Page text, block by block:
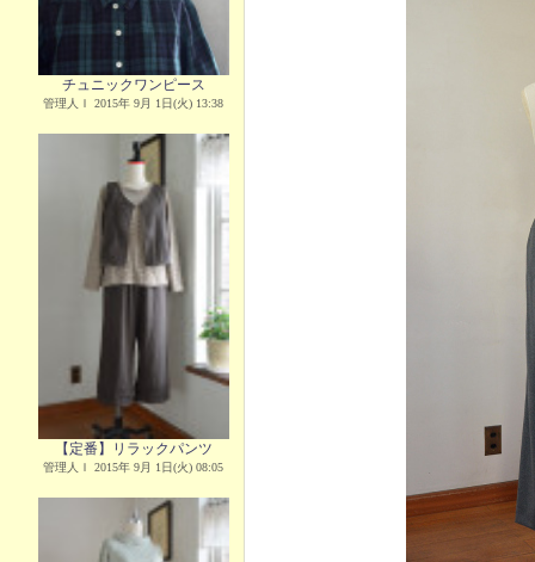
チュニックワンピース
管理人Ｉ 2015年 9月 1日(火) 13:38
【定番】リラックパンツ
管理人Ｉ 2015年 9月 1日(火) 08:05